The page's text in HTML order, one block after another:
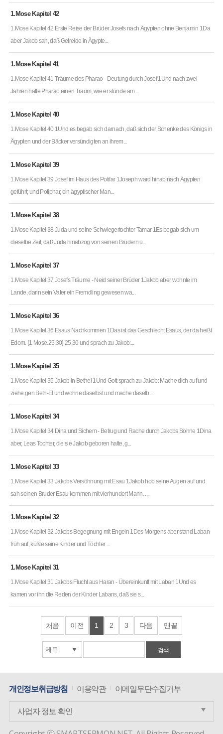
1.Mose Kapitel 42
1.Mose Kapitel 42 Erste Reise der Brüder Josefs nach Ägypten ohne Benjamin 1Da
aber Jakob sah, daß Getreide in Ägypte...
1.Mose Kapitel 41
1.Mose Kapitel 41 Träume des Pharao - Deutung durch Josef 1Und nach zwei
Jahren hatte Pharao einen Traum, wie er stünde am ...
1.Mose Kapitel 40
1.Mose Kapitel 40 1Und es begab sich darnach, daß sich der Schenke des Königs in
Ägypten und der Bäcker versündigten an ihrem...
1.Mose Kapitel 39
1.Mose Kapitel 39 Josef im Haus des Potifar 1Joseph ward hinab nach Ägypten
geführt; und Potiphar, ein ägyptischer Man...
1.Mose Kapitel 38
1.Mose Kapitel 38 Juda und seine Schwiegertochter Tamar 1Es begab sich um
dieselbe Zeit, daß Juda hinabzog von seinen Brüdern u...
1.Mose Kapitel 37
1.Mose Kapitel 37 Josefs Träume - Neid seiner Brüder 1Jakob aber wohnte im
Lande, darin sein Vater ein Fremdling gewesen wa...
1.Mose Kapitel 36
1.Mose Kapitel 36 Esaus Nachkommen 1Das ist das Geschlecht Esaus, der da heißt
Edom. {1 Mose.25,30} 25,30 und sprach zu Jakob:...
1.Mose Kapitel 35
1.Mose Kapitel 35 Jakob in Bethel 1Und Gott sprach zu Jakob: Mache dich auf und
ziehe gen Beth-El und wohne daselbst und mache daselb...
1.Mose Kapitel 34
1.Mose Kapitel 34 Dina und Sichem - Betrug und Rache durch Jakobs Söhne 1Dina
aber, Leas Tochter, die sie Jakob geboren hatte, g...
1.Mose Kapitel 33
1.Mose Kapitel 33 Jakobs Versöhnung mit Esau 1Jakob hob seine Augen auf und
sah seinen Bruder Esau kommen mit vierhundert Mann. ...
1.Mose Kapitel 32
1.Mose Kapitel 32 Jakobs Begegnung mit Engeln 1Des Morgens aber stand Laban
früh auf, küßte seine Kinder und Töchter ...
1.Mose Kapitel 31
1.Mose Kapitel 31 Jakobs Flucht aus Haran - Übereinkunft mit Laban 1Und es
kamen vor ihn die Reden der Kinder Labans, daß sie s...
처음 이전 1 2 3 다음 맨끝
개인정보취급방침 이용약관 이메일무단수집거부
사업자 정보 확인